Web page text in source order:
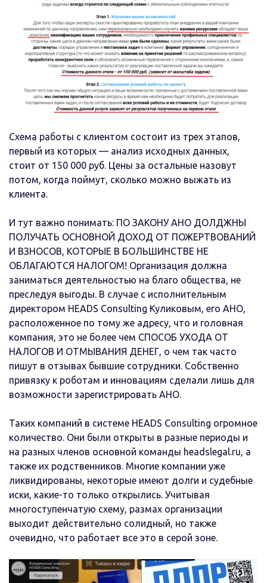
Схема работы с клиентом состоит из трех этапов,
первый из которых — анализ исходных данных,
стоит от 150 000 руб. Цены за остальные назовут
потом, когда поймут, сколько можно выжать из
клиента.
И тут важно понимать: ПО ЗАКОНУ АНО ДОЛДЖНЫ
ПОЛУЧАТЬ ОСНОВНОЙ ДОХОД ОТ ПОЖЕРТВОВАНИЙ
И ВЗНОСОВ, КОТОРЫЕ В БОЛЬШИНСТВЕ НЕ
ОБЛАГАЮТСЯ НАЛОГОМ! Организация должна
заниматься деятельностью на благо общества, не
преследуя выгоды. В случае с исполнительным
директором HEADS Consulting Куликовым, его АНО,
расположенное по тому же адресу, что и головная
компания, это не более чем СПОСОБ УХОДА ОТ
НАЛОГОВ И ОТМЫВАНИЯ ДЕНЕГ, о чем так часто
пишут в отзывах бывшие сотрудники. Собственно
привязку к роботам и инновациям сделали лишь для
возможности зарегистрировать АНО.
Таких компаний в системе HEADS Consulting огромное
количество. Они были открыты в разные периоды и
на разных членов основной команды headslegal.ru, а
также их родственников. Многие компании уже
ликвидированы, некоторые имеют долги и судебные
иски, какие-то только открылись. Учитывая
многоступенчатую схему, размах организации
выходит действительно солидный, но также
очевидно, что работает все это в серой зоне.